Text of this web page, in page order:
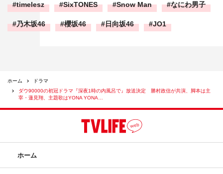
timelesz SixTONES Snow Man なにわ男子
乃木坂46 櫻坂46 日向坂46 JO1
ホーム
ドラマ
ダウ90000の初冠ドラマ『深夜1時の内風呂で』放送決定 勝村政信が共演、脚本は主
宰・蓮見翔、主題歌はYONA YONA…
ホーム